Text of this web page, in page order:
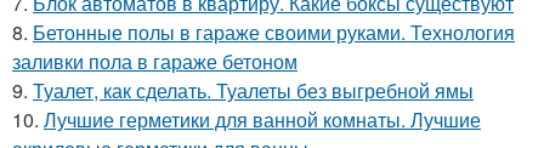
8. Бетонные полы в гараже своими руками. Технология
заливки пола в гараже бетоном
9. Туалет, как сделать. Туалеты без выгребной ямы
10. Лучшие герметики для ванной комнаты. Лучшие